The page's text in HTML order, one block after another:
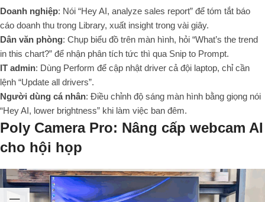
Doanh nghiệp: Nói “Hey AI, analyze sales report” để tóm tắt báo
cáo doanh thu trong Library, xuất insight trong vài giây.
Dân văn phòng: Chụp biểu đồ trên màn hình, hỏi “What’s the trend
in this chart?” để nhận phân tích tức thì qua Snip to Prompt.
IT admin: Dùng Perform để cập nhật driver cả đội laptop, chỉ cần
lệnh “Update all drivers”.
Người dùng cá nhân: Điều chỉnh độ sáng màn hình bằng giọng nói
“Hey AI, lower brightness” khi làm việc ban đêm.
Poly Camera Pro: Nâng cấp webcam AI
cho hội họp